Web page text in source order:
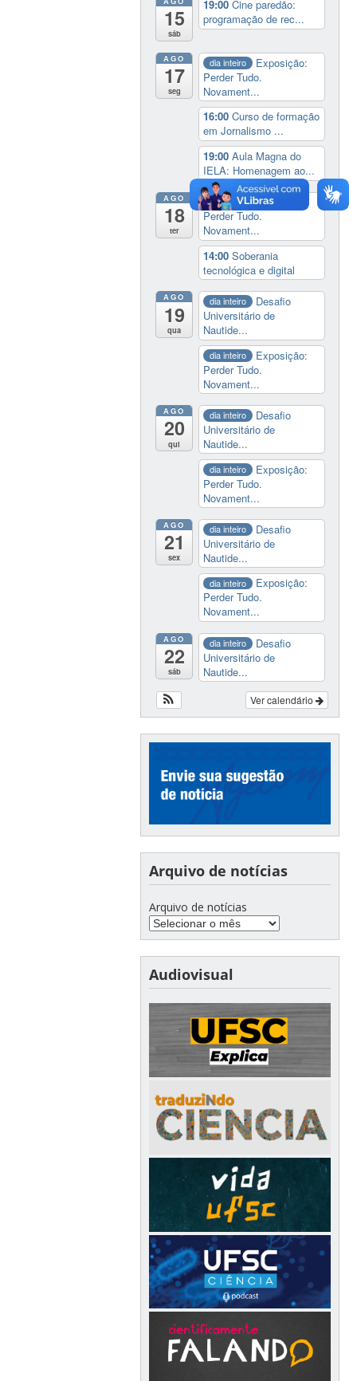
15
sáb
19:00Cine paredão:
programação de rec...
AGO
17
seg
dia inteiro
Exposição:
Perder Tudo.
Novament...
16:00Curso de formação
em Jornalismo ...
19:00Aula Magna do
IELA: Homenagem ao...
AGO
18
ter
dia inteiro
Exposição:
Perder Tudo.
Novament...
14:00Soberania
tecnológica e digital
AGO
19
qua
dia inteiro
Desafio
Universitário de
Nautide...
dia inteiro
Exposição:
Perder Tudo.
Novament...
AGO
20
qui
dia inteiro
Desafio
Universitário de
Nautide...
dia inteiro
Exposição:
Perder Tudo.
Novament...
AGO
21
sex
dia inteiro
Desafio
Universitário de
Nautide...
dia inteiro
Exposição:
Perder Tudo.
Novament...
AGO
22
sáb
dia inteiro
Desafio
Universitário de
Nautide...
Ver calendário
Arquivo de notícias
Arquivo de notícias
Audiovisual